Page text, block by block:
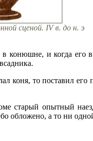
сценой. IV в. до н. э
конюшне, и когда его
коня, то поставил
старый опытный
обложено, а то ни